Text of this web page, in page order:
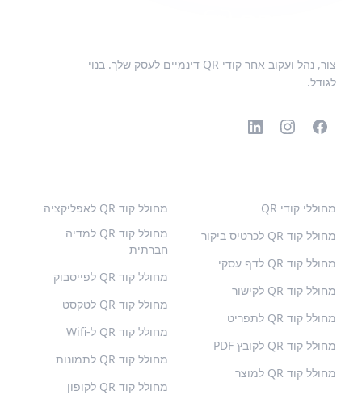
צור, נהל ועקוב אחר קודי QR דינמיים לעסק שלך. בנוי
לגודל.
מחוללי קודי QR
מחולל קוד QR לכרטיס ביקור
מחולל קוד QR לדף עסקי
מחולל קוד QR לקישור
מחולל קוד QR לתפריט
מחולל קוד QR לקובץ PDF
מחולל קוד QR למוצר
מחולל קוד QR לאפליקציה
מחולל קוד QR למדיה
חברתית
מחולל קוד QR לפייסבוק
מחולל קוד QR לטקסט
מחולל קוד QR ל-Wifi
מחולל קוד QR לתמונות
מחולל קוד QR לקופון